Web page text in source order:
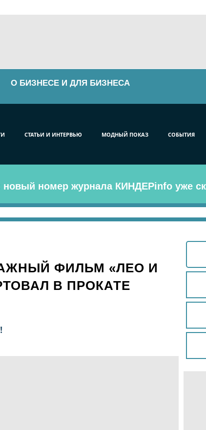
О БИЗНЕСЕ И ДЛЯ БИЗНЕСА
СТАТЬИ И ИНТЕРВЬЮ МОДНЫЙ ПОКАЗ СОБЫТИЯ
новый номер журнала КИНДЕРinfo уже
ФИЛЬМ «ЛЕО И
В ПРОКАТЕ